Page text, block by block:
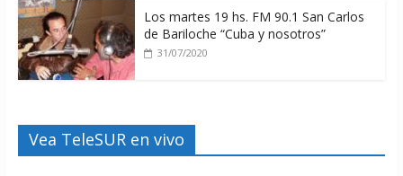
Los martes 19 hs. FM 90.1 San Carlos
de Bariloche “Cuba y nosotros”
31/07/2020
Vea TeleSUR en vivo